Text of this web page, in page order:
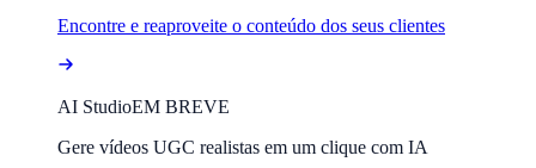
Encontre e reaproveite o conteúdo dos seus clientes
AI StudioEM BREVE
Gere vídeos UGC realistas em um clique com IA